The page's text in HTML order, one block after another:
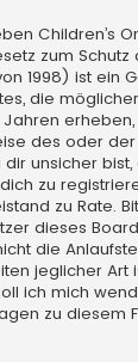
Children’s
zum
1998) ist ein
die
Jahren
des oder
unsicher
zu
zu Rate.
dieses
die
jeglicher Art
ich mich
zu diesem